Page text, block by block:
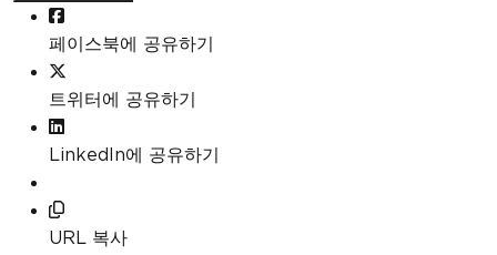
페이스북에 공유하기
트위터에 공유하기
LinkedIn에 공유하기
URL 복사